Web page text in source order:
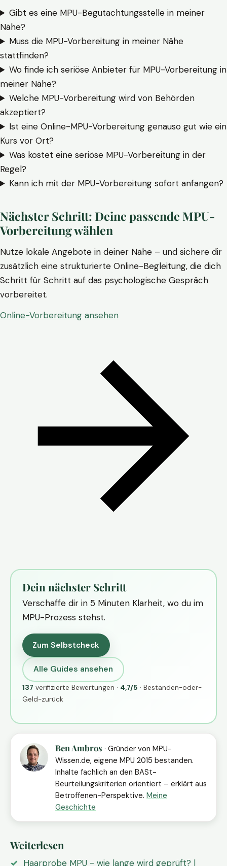
Gibt es eine MPU-Begutachtungsstelle in meiner
Nähe?
Muss die MPU-Vorbereitung in meiner Nähe
stattfinden?
Wo finde ich seriöse Anbieter für MPU-Vorbereitung in
meiner Nähe?
Welche MPU-Vorbereitung wird von Behörden
akzeptiert?
Ist eine Online-MPU-Vorbereitung genauso gut wie ein
Kurs vor Ort?
Was kostet eine seriöse MPU-Vorbereitung in der
Regel?
Kann ich mit der MPU-Vorbereitung sofort anfangen?
Nächster Schritt: Deine passende MPU-
Vorbereitung wählen
Nutze lokale Angebote in deiner Nähe – und sichere dir
zusätzlich eine strukturierte Online-Begleitung, die dich
Schritt für Schritt auf das psychologische Gespräch
vorbereitet.
Online-Vorbereitung ansehen
Dein nächster Schritt
Verschaffe dir in 5 Minuten Klarheit, wo du im
MPU-Prozess stehst.
Zum Selbstcheck
Alle Guides ansehen
137 verifizierte Bewertungen · 4,7/5 · Bestanden-oder-
Geld-zurück
Ben Ambros · Gründer von MPU-
Wissen.de, eigene MPU 2015 bestanden.
Inhalte fachlich an den BASt-
Beurteilungskriterien orientiert – erklärt aus
Betroffenen-Perspektive. Meine
Geschichte
Weiterlesen
Haarprobe MPU - wie lange wird geprüft? |